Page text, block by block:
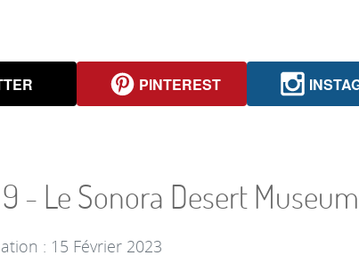
PINTEREST
- Le Sonora Desert Museum
: 15 Février 2023